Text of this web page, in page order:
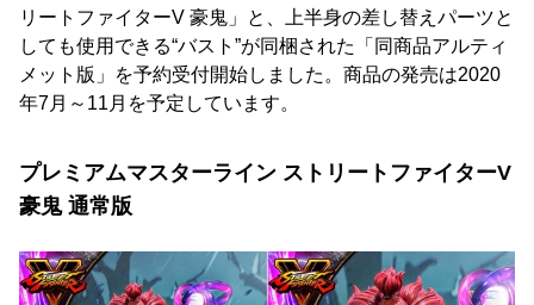
リートファイターV 豪鬼」と、上半身の差し替えパーツと
しても使用できる“バスト”が同梱された「同商品アルティ
メット版」を予約受付開始しました。商品の発売は2020
年7月～11月を予定しています。
プレミアムマスターライン ストリートファイターV
豪鬼 通常版